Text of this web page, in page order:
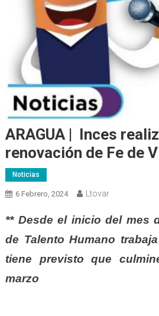
ARAGUA | Inces
renovación de Fe de
Noticias
6 Febrero, 2024 Ltovar
** Desde el inicio del mes
de Talento Humano
tiene previsto que
marzo